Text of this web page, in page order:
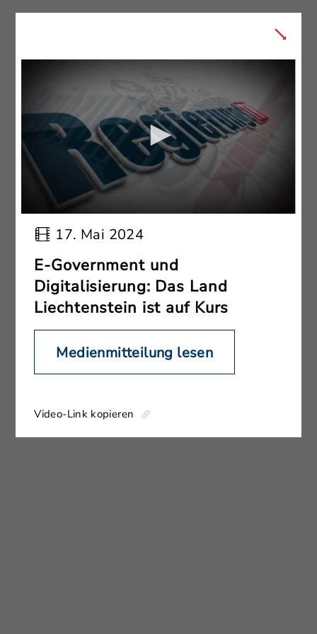
17. Mai 2024
E-Government und
Digitalisierung: Das Land
Liechtenstein ist auf Kurs
Medienmitteilung lesen
Video-Link kopieren